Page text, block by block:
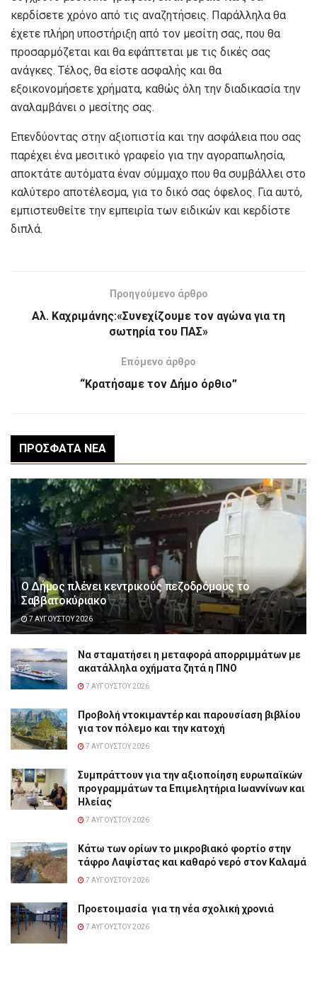
κερδίσετε χρόνο από τις αναζητήσεις. Παράλληλα θα
έχετε πλήρη υποστήριξη από τον μεσίτη σας, που θα
προσαρμόζεται και θα εφάπτεται με τις δικές σας
ανάγκες. Τέλος, θα είστε ασφαλής και θα
εξοικονομήσετε χρήματα, καθώς όλη την διαδικασία την
αναλαμβάνει ο μεσίτης σας.
Επενδύοντας στην αξιοπιστία και την ασφάλεια που σας
παρέχει ένα μεσιτικό γραφείο για την αγοραπωλησία,
αποκτάτε αυτόματα έναν σύμμαχο που θα συμβάλλει στο
καλύτερο αποτέλεσμα, για το δικό σας όφελος. Για αυτό,
εμπιστευθείτε την εμπειρία των ειδικών και κερδίστε
διπλά.
Προηγούμενο άρθρο
Αλ. Καχριμάνης:«Συνεχίζουμε τον αγώνα για τη
σωτηρία του ΠΑΣ»
Επόμενο άρθρο
“Κρατήσαμε τον Δήμο όρθιο”
ΠΡΌΣΦΑΤΑ ΝΈΑ
Ο Δήμος πλένει κεντρικούς πεζοδρόμους το
Σαββατοκύριακο
7 ΑΥΓΟΎΣΤΟΥ 2026
Να σταματήσει η μεταφορά απορριμμάτων με
ακατάλληλα οχήματα ζητά η ΠΝΟ
7 ΑΥΓΟΎΣΤΟΥ 2026
Προβολή ντοκιμαντέρ και παρουσίαση βιβλίου
για τον πόλεμο και την κατοχή
7 ΑΥΓΟΎΣΤΟΥ 2026
Συμπράττουν για την αξιοποίηση ευρωπαϊκών
προγραμμάτων τα Επιμελητήρια Ιωαννίνων και
Ηλείας
7 ΑΥΓΟΎΣΤΟΥ 2026
Κάτω των ορίων το μικροβιακό φορτίο στην
τάφρο Λαψίστας και καθαρό νερό στον Καλαμά
7 ΑΥΓΟΎΣΤΟΥ 2026
Προετοιμασία για τη νέα σχολική χρονιά
7 ΑΥΓΟΎΣΤΟΥ 2026